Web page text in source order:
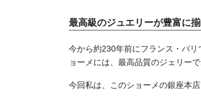
最高級のジュエリーが豊富に
今から約230年前にフランス・パ
ョーメには、最高品質のジェリー
今回私は、このショーメの銀座本